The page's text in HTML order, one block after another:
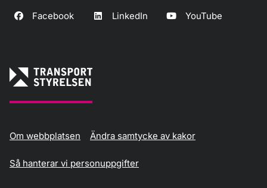
Facebook LinkedIn YouTube
Om webbplatsen Ändra samtycke av kakor
Så hanterar vi personuppgifter